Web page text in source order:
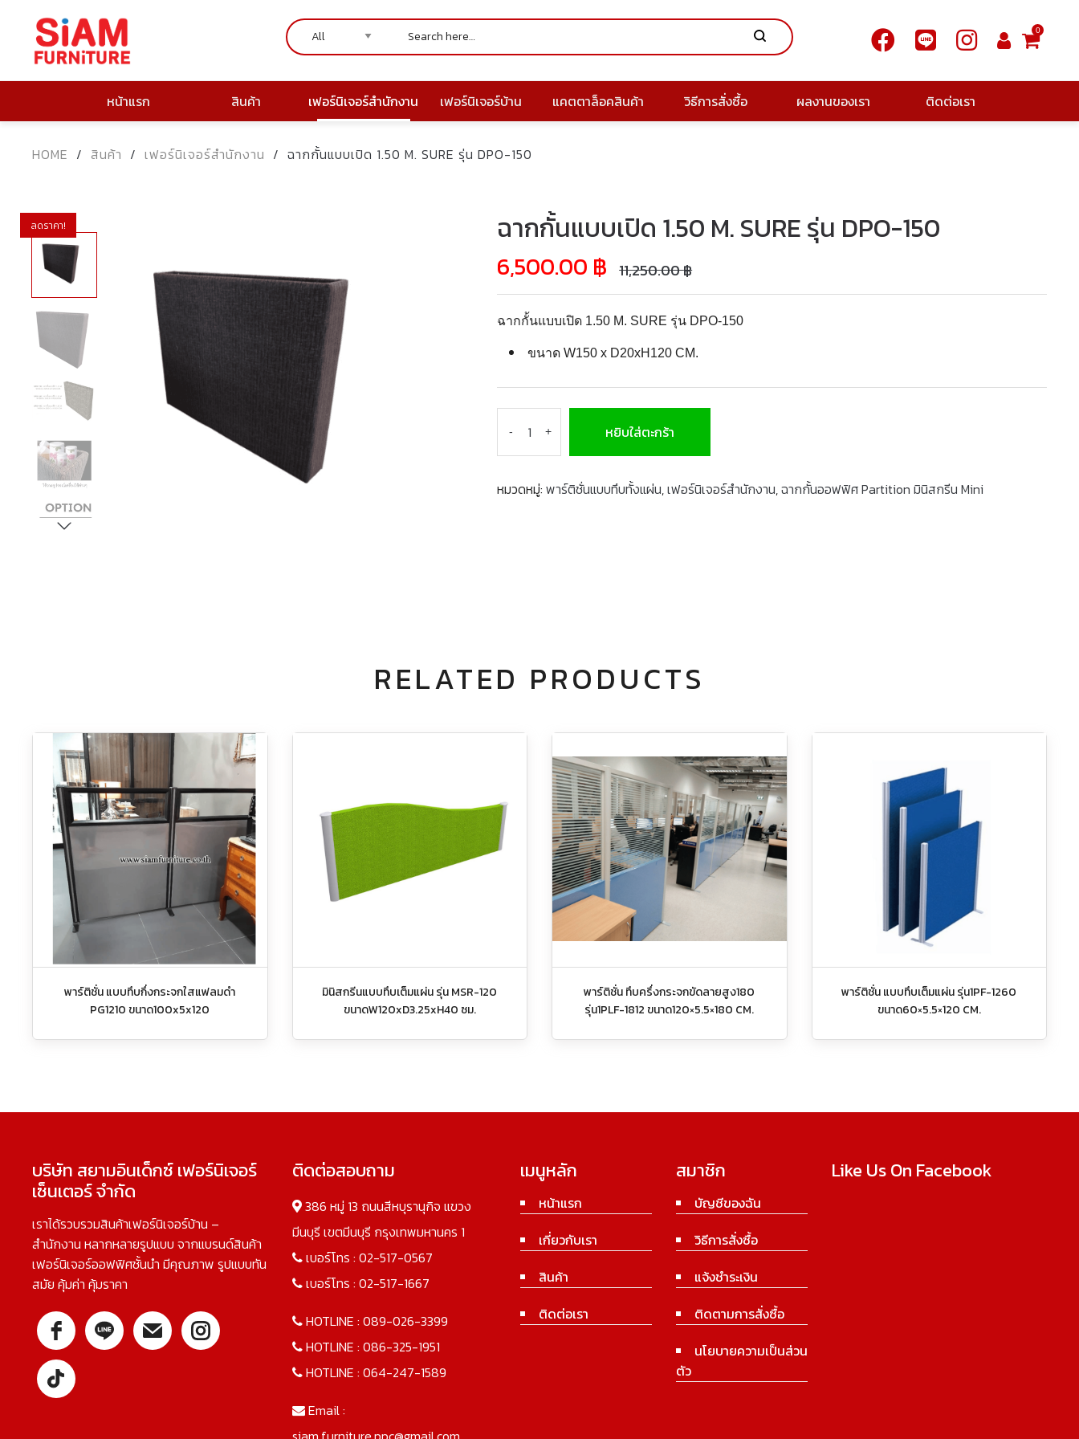
0
หน้าแรก สินค้า เฟอร์นิเจอร์สำนักงาน เฟอร์นิเจอร์บ้าน แคตตาล็อคสินค้า วิธีการสั่งซื้อ ผลงานของเรา ติดต่อเรา
HOME / สินค้า / เฟอร์นิเจอร์สำนักงาน / ฉากกั้นแบบเปิด 1.50 M. SURE รุ่น DPO-150
ลดราคา! ฉากกั้นแบบเปิด 1.50 M. SURE รุ่น DPO-150
11,250.00฿
6,500.00 ฿
ฉากกั้นแบบเปิด 1.50 M. SURE รุ่น DPO-150
ขนาด W150 x D20xH120 CM.
- + หยิบใส่ตะกร้า
หมวดหมู่:พาร์ติชั่นแบบทึบทั้งแผ่น,เฟอร์นิเจอร์สำนักงาน,ฉากกั้นออฟฟิศ Partition มินิสกรีน Mini
RELATED PRODUCTS
พาร์ติชั่น แบบทึบกึ่งกระจกใสแฟลมดำ
PG1210 ขนาด100x5x120
มินิสกรีนแบบทึบเต็มแผ่น รุ่น MSR-120
ขนาดW120xD3.25xH40 ซม.
พาร์ติชั่น ทึบครึ่งกระจกขัดลายสูง180
รุ่น1PLF-1812 ขนาด120×5.5×180 CM.
พาร์ติชั่น แบบทึบเต็มแผ่น รุ่น1PF-1260
ขนาด60×5.5×120 CM.
บริษัท สยามอินเด็กซ์ เฟอร์นิเจอร์
เซ็นเตอร์ จำกัด
เราได้รวบรวมสินค้าเฟอร์นิเจอร์บ้าน –
สำนักงาน หลากหลายรูปแบบ จากแบรนด์สินค้า
เฟอร์นิเจอร์ออฟฟิศชั้นนำ มีคุณภาพ รูปแบบทัน
สมัย คุ้มค่า คุ้มราคา
ติดต่อสอบถาม
386 หมู่ 13 ถนนสีหบุรานุกิจ แขวง
มีนบุรี เขตมีนบุรี กรุงเทพมหานคร 1
เบอร์โทร : 02-517-0567
เบอร์โทร : 02-517-1667
HOTLINE : 089-026-3399
HOTLINE : 086-325-1951
HOTLINE : 064-247-1589
Email :
เมนูหลัก
หน้าแรก
เกี่ยวกับเรา
สินค้า
ติดต่อเรา
สมาชิก
บัญชีของฉัน
วิธีการสั่งซื้อ
แจ้งชำระเงิน
ติดตามการสั่งซื้อ
นโยบายความเป็นส่วน
ตัว
Like Us On Facebook